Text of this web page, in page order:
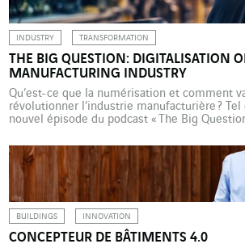
INDUSTRY TRANSFORMATION
THE BIG QUESTION: DIGITALISATION
MANUFACTURING INDUSTRY
Qu’est-ce que la numérisation et comment
révolutionner l’industrie manufacturière ?
nouvel épisode du podcast « The Big
Rockwell Automation, y expliquent les
digitalisation et les technologies qui sont
œuvre. Ils évoquent également […]
BUILDINGS INNOVATION
CONCEPTEUR DE BÂTIMENTS 4.0